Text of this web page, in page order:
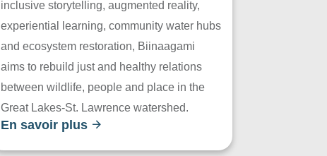
inclusive storytelling, augmented reality,
experiential learning, community water hubs
and ecosystem restoration, Biinaagami
aims to rebuild just and healthy relations
between wildlife, people and place in the
Great Lakes-St. Lawrence watershed.
En savoir plus